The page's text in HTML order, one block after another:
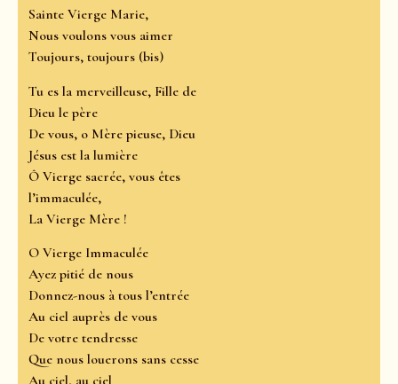
Sainte Vierge Marie,
Nous voulons vous aimer
Toujours, toujours (bis)
Tu es la merveilleuse, Fille de
Dieu le père
De vous, o Mère pieuse, Dieu
Jésus est la lumière
Ô Vierge sacrée, vous êtes
l’immaculée,
La Vierge Mère !
O Vierge Immaculée
Ayez pitié de nous
Donnez-nous à tous l’entrée
Au ciel auprès de vous
De votre tendresse
Que nous louerons sans cesse
Au ciel, au ciel